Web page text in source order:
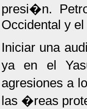
presi�n.
Occidental y
Iniciar una
ya en el
agresiones a
las �reas